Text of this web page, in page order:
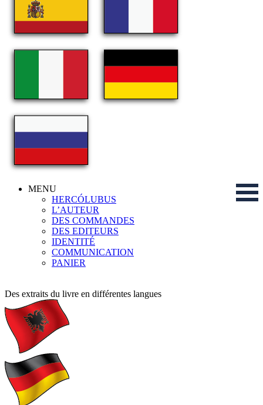
MENU
HERCÓLUBUS
L’AUTEUR
DES COMMANDES
DES EDITEURS
IDENTITÉ
COMMUNICATION
PANIER
Des extraits du livre en différentes langues